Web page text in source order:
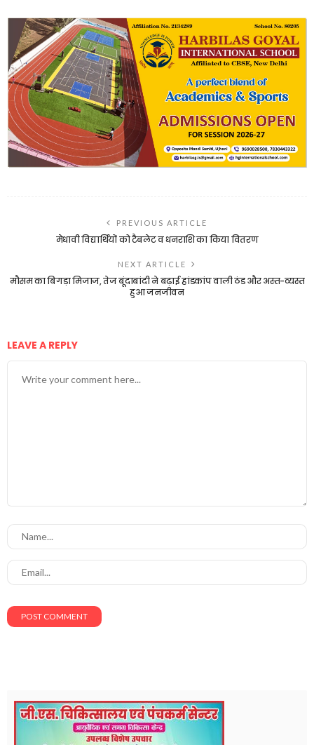
PREVIOUS ARTICLE
मेधावी विद्यार्थियों को टैबलेट व धनराशि का किया वितरण
NEXT ARTICLE
मौसम का बिगड़ा मिजाज, तेज बूंदाबांदी ने बढ़ाई हांडकांप वाली ठंड और अस्त-व्यस्त
हुआ जनजीवन
LEAVE A REPLY